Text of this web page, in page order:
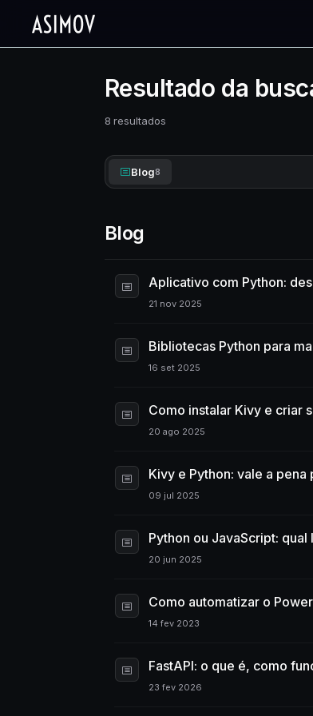
Resultado da
8 resultados
Blog8
Blog
Aplicativo com Python:
21 nov 2025
Bibliotecas Python para
16 set 2025
Como instalar Kivy e criar
20 ago 2025
Kivy e Python: vale a
09 jul 2025
Python ou JavaScript:
20 jun 2025
Como automatizar o
14 fev 2023
FastAPI: o que é, como
23 fev 2026